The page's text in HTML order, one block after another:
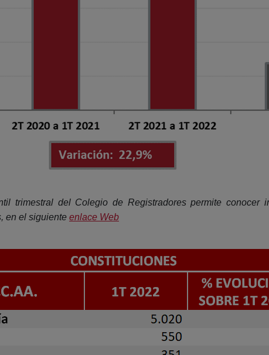
trimestral del Colegio de Registradores permite
en el siguiente enlace Web